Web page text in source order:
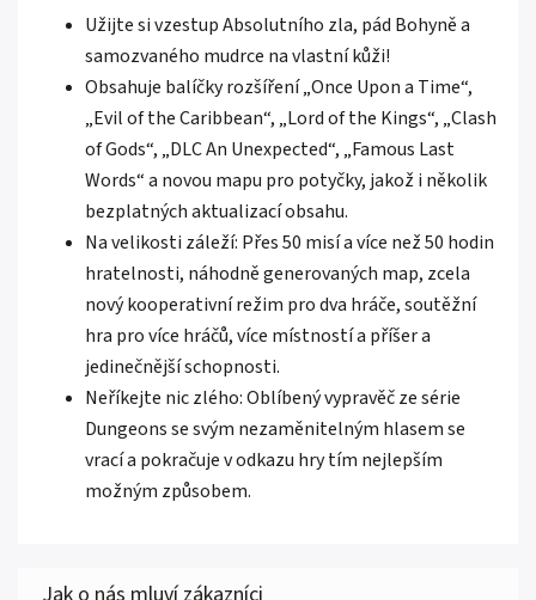
Užijte si vzestup Absolutního zla, pád Bohyně a
samozvaného mudrce na vlastní kůži!
Obsahuje balíčky rozšíření „Once Upon a Time“,
„Evil of the Caribbean“, „Lord of the Kings“, „Clash
of Gods“, „DLC An Unexpected“, „Famous Last
Words“ a novou mapu pro potyčky, jakož i několik
bezplatných aktualizací obsahu.
Na velikosti záleží: Přes 50 misí a více než 50 hodin
hratelnosti, náhodně generovaných map, zcela
nový kooperativní režim pro dva hráče, soutěžní
hra pro více hráčů, více místností a příšer a
jedinečnější schopnosti.
Neříkejte nic zlého: Oblíbený vypravěč ze série
Dungeons se svým nezaměnitelným hlasem se
vrací a pokračuje v odkazu hry tím nejlepším
možným způsobem.